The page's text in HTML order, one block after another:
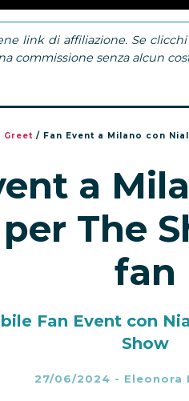
link di affiliazione. Se
commissione senza alcun
Greet / Fan Event a Milano con
a
The
fan
Fan Event con
Show
27/06/2024 - Eleonora